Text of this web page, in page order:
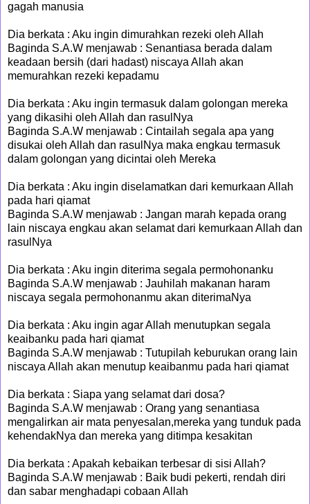
gagah manusia
Dia berkata : Aku ingin dimurahkan rezeki oleh Allah
Baginda S.A.W menjawab : Senantiasa berada dalam
keadaan bersih (dari hadast) niscaya Allah akan
memurahkan rezeki kepadamu
Dia berkata : Aku ingin termasuk dalam golongan mereka
yang dikasihi oleh Allah dan rasulNya
Baginda S.A.W menjawab : Cintailah segala apa yang
disukai oleh Allah dan rasulNya maka engkau termasuk
dalam golongan yang dicintai oleh Mereka
Dia berkata : Aku ingin diselamatkan dari kemurkaan Allah
pada hari qiamat
Baginda S.A.W menjawab : Jangan marah kepada orang
lain niscaya engkau akan selamat dari kemurkaan Allah dan
rasulNya
Dia berkata : Aku ingin diterima segala permohonanku
Baginda S.A.W menjawab : Jauhilah makanan haram
niscaya segala permohonanmu akan diterimaNya
Dia berkata : Aku ingin agar Allah menutupkan segala
keaibanku pada hari qiamat
Baginda S.A.W menjawab : Tutupilah keburukan orang lain
niscaya Allah akan menutup keaibanmu pada hari qiamat
Dia berkata : Siapa yang selamat dari dosa?
Baginda S.A.W menjawab : Orang yang senantiasa
mengalirkan air mata penyesalan,mereka yang tunduk pada
kehendakNya dan mereka yang ditimpa kesakitan
Dia berkata : Apakah kebaikan terbesar di sisi Allah?
Baginda S.A.W menjawab : Baik budi pekerti, rendah diri
dan sabar menghadapi cobaan Allah